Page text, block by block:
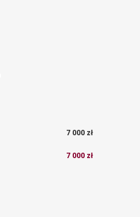
7 000 zł
7 000 zł